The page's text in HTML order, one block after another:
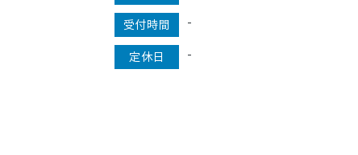
受付時間 -
定休日 -